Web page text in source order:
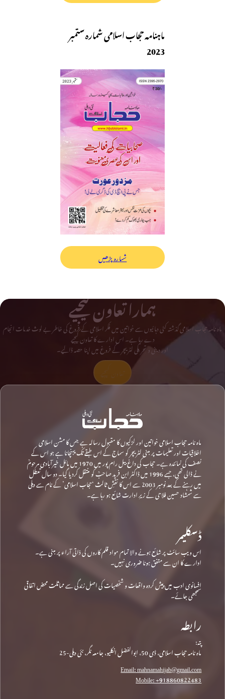
ماہنامہ حجاب اسلامی شمارہ ستمبر
2023
شمارہ پڑھیں
ہمارا تعاون کیجیے
ماہ نامہ حجاب اسلامی گذشتہ کئی دہائیوں سے خواتین میں فکر اسلامی کے فروغ کی خاطر بے لوث خدمات انجام
دے رہا ہے۔ اس ادارے کا تعاون کیجیے
اور دینی و تحریکی لٹریچر کے فروغ میں اپنا حصہ ڈالیے۔
ماہ نامہ حجاب اسلامی خواتین اور لڑکیوں کا مقبول رسالہ ہے جس کا مشن اسلامی
اخلاقیات اور تعلیمات پر مبنی لٹریچر کو سماج کے اس طبقے تک پہنچانا ہے جو اس کے
نصف کی نمائندہ ہے۔ حجاب کی داغ بیل رام پور میں 1970 میں مائل خیرآبادی مرحومؒ
نے ڈالی تھی، جسے 1996 میں ڈاکٹر ابن فرید صاحبؒ کو منتقل کردیا گیا۔ دو سال تعطل
میں رہنے کے بعد نومبر 2003 سے اس کا نقشِ ثالث ‘حجاب اسلامی’ کے نام سے دہلی
سے شمشاد حسین فلاحی کے زیرِ ادارت شائع ہو رہا ہے۔
ڈسکلیمر
اس ویب سائٹ پر شائع ہونے والا تمام مواد قلم کاروں کی ذاتی آراء پر مبنی ہے۔
ادارے کا ان سے متفق ہونا ضروری نہیں۔
افسانوی ادب میں پیش کردہ واقعات و شخصیات کی اصل زندگی سے مماثلت محض اتفاقی
سمجھی جائے۔
رابطہ
پتہ:
ماہ نامہ حجاب اسلامی، ڈی 50، ابوالفضل انکلیو، جامعہ نگر، نئی دہلی-25
Email: mahnamahijab@gmail.com
Mobile: +918860822483